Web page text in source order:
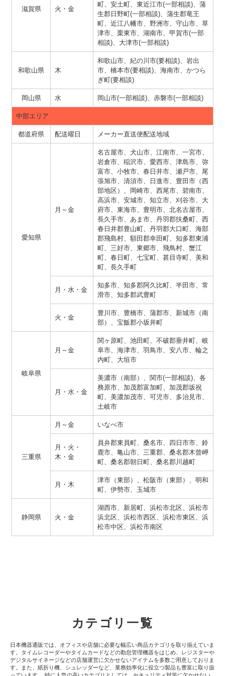
滋賀県 火・金
町、安土町、東近江市(一部相談)、蒲
生郡日野町(一部相談)、蒲生郡竜王
町、近江八幡市、野洲市、守山市、草
津市、栗東市、湖南市、甲賀市(一部
相談)、大津市(一部相談)
和歌山県 木
和歌山市、紀の川市(要相談)、岩出
市、橋本市(要相談)、海南市、かつら
ぎ町(要相談)
岡山県 水 岡山市(一部相談)、赤磐市(一部相談)
中部エリア
都道府県 配送曜日 メーカー直送便配送地域
愛知県
月～金
名古屋市、犬山市、江南市、一宮市、
岩倉市、稲沢市、愛西市、津島市、弥
富市、小牧市、春日井市、瀬戸市、尾
張旭市、清須市、日進市、豊田市（西
部地区）、岡崎市、西尾市、碧南市、
高浜市、安城市、知立市、刈谷市、大
府市、東海市、豊明市、北名古屋市、
長久手市、あま市、丹羽郡扶桑町、西
春日井郡豊山町、丹羽郡大口町、海部
郡飛島村、額田郡幸田町、知多郡東浦
町、三好市、東郷市、飛鳥村、蟹江
町、春日町、七宝町、甚目寺町、美和
町、長久手町
月・水・金
知多市、知多郡阿久比町、半田市、常
滑市、知多郡武豊町
火・金
豊川市、豊橋市、蒲郡市、新城市（南
部）、宝飯郡小坂井町
岐阜県
月～金
関ヶ原町、池田町、不破郡垂井町、岐
阜市、海津市、羽鳥市、安八市、輪之
内町、大垣市
月・水・金
美濃市（南部）、関市(一部相談)、各
務原市、加茂郡富加町、加茂郡坂祝
町、美濃加茂市、可児市、多治見市、
土岐市
三重県
月～金 いなべ市
月・火・
木・金
員弁郡東員町、桑名市、四日市市、鈴
鹿市、亀山市、三重郡、桑名郡木曾岬
町、桑名郡朝日町、桑名郡川越町
月・木
津市（東部）、松阪市（東部）、明和
町、伊勢市、玉城市
静岡県 火・金
湖西市、新居町、浜松市北区、浜松市
浜北区、浜松市西区、浜松市東区、浜
松市中区、浜松市南区
カテゴリ一覧
日本機器通販では、オフィスや店舗に必要な幅広い商品カテゴリを取り揃えていま
す。タイムレコーダーやタイムカードなどの勤怠管理機器をはじめ、レジスターや
デジタルサイネージなどの店舗運営に欠かせないアイテムを多数ご用意しておりま
す。また、紙折り機、シュレッダーなど、業務効率化に役立つ製品も豊富に取り扱